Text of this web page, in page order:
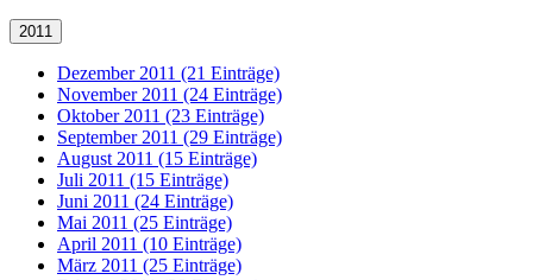
2011
Dezember 2011 (21 Einträge)
November 2011 (24 Einträge)
Oktober 2011 (23 Einträge)
September 2011 (29 Einträge)
August 2011 (15 Einträge)
Juli 2011 (15 Einträge)
Juni 2011 (24 Einträge)
Mai 2011 (25 Einträge)
April 2011 (10 Einträge)
März 2011 (25 Einträge)